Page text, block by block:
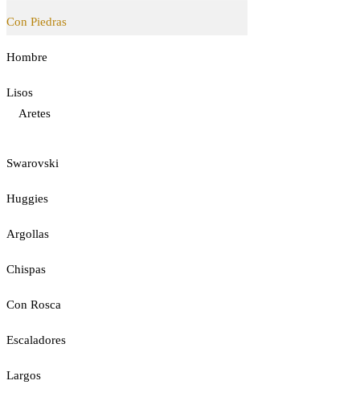
Con Piedras
Hombre
Lisos
Aretes
Swarovski
Huggies
Argollas
Chispas
Con Rosca
Escaladores
Largos